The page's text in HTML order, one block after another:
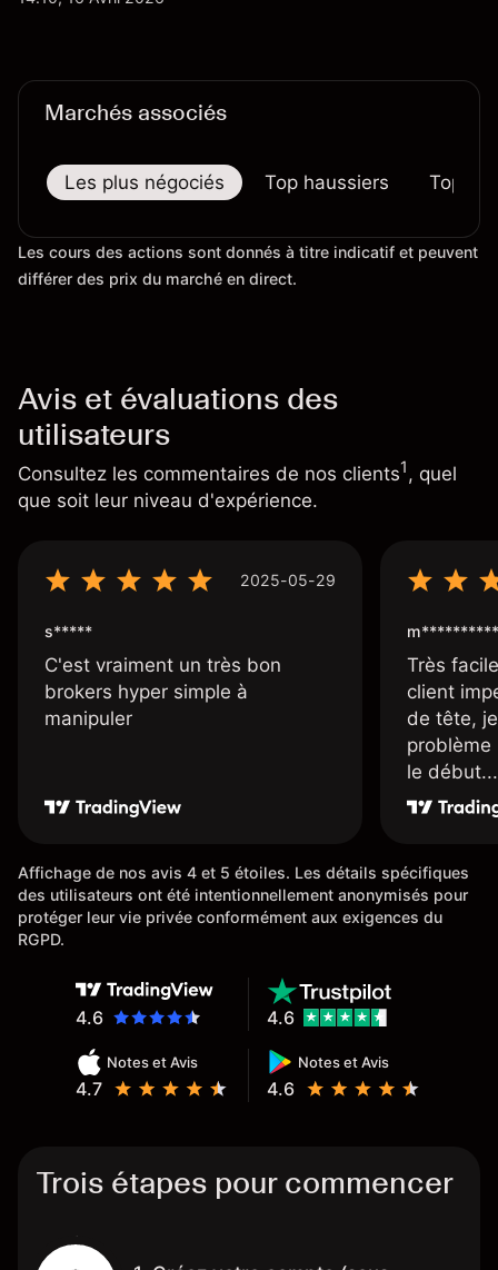
Marchés associés
Les plus négociés Top haussiers Top
Les cours des actions sont donnés à titre indicatif et peuvent
différer des prix du marché en direct.
Avis et évaluations des
utilisateurs
Consultez les commentaires de nos clients1, quel
que soit leur niveau d'expérience.
2025-05-29
s*****
C'est vraiment un très bon
brokers hyper simple à
manipuler
m**********
Très
client
de tête,
problème
le début...
Affichage de nos avis 4 et 5 étoiles. Les détails spécifiques
des utilisateurs ont été intentionnellement anonymisés pour
protéger leur vie privée conformément aux exigences du
RGPD.
4.6
Notes et Avis
4.7
Notes et Avis
4.6
4.6
Trois étapes pour commencer